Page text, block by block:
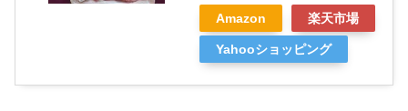
Amazon 楽天市場
Yahooショッピング